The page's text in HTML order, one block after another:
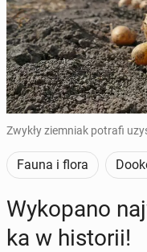
Zwykły ziemniak potrafi
Fauna i flora
Wy­ko­pa­no
ka w hi­sto­rii!